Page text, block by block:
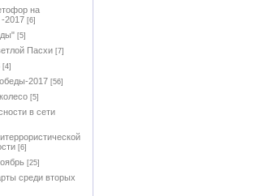
на
-2017 [6]
[5]
Пасхи [7]
[4]
2017 [56]
[5]
в сети
[6]
[25]
среди вторых